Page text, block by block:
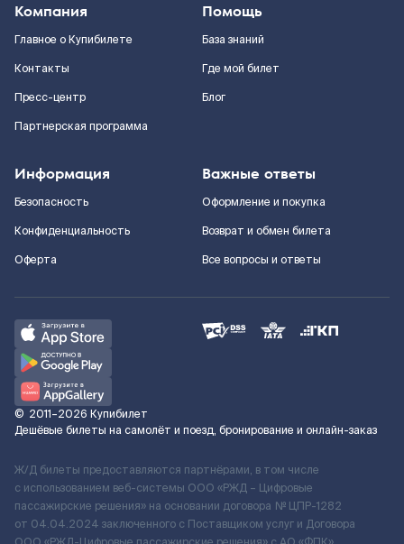
Компания
Главное о Купибилете
Контакты
Пресс-центр
Партнерская программа
Помощь
База знаний
Где мой билет
Блог
Информация
Безопасность
Конфиденциальность
Оферта
Важные ответы
Оформление и покупка
Возврат и обмен билета
Все вопросы и ответы
© 2011–2026 Купибилет
Дешёвые билеты на самолёт и поезд, бронирование и онлайн-заказ
Ж/Д билеты предоставляются партнёрами, в том числе
с использованием веб-системы ООО «РЖД – Цифровые
пассажирские решения» на основании договора № ЦПР-1282
от 04.04.2024 заключенного с Поставщиком услуг и Договора